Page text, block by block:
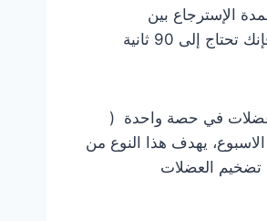
الإسترجاع بين
المجموعات تكون 3 مرات ضعف المدة المستغرقة في تنفيذ مجموعة واحدة بمعنى أنك إذا استغرقت 30 ثانية لأداء مجموعة من 7 تكرارات فإنك تحتاج إلى 90 ثانية
عضلات في حصة واحدة (
يهدف هذا النوع من
تضخيم العضلات